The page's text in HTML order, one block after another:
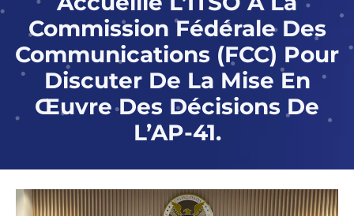
Commission Fédérale Des
Communications (FCC) Pour
Discuter De La Mise En
Œuvre Des Décisions De
L’AP-41.